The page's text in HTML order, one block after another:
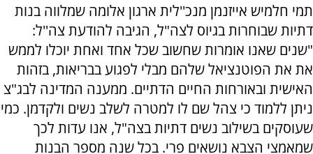
תמי חלמיש אייזנמן מנכ''לית ארגון אלומה שמלווה בנות
דתיות שבוחרות בגיוס לצה"ל, הגיבה להודעת צה''ל:
"שנים שאנו אומרות שחשוב שכל אחד ואחת יוכלו לממש
את את הפוטנציאל שלהם מבלי לפגוע בבריאות, בזהות
האישית ובאורחות החיים הדתיים. ממענה המדינה לבג"צ
ניתן ללמוד כי צהל שם לו למטרה לשלב נשים ולקדמן. כמי
שעוסקים בשילוב נשים דתיות בצה"ל, אנו עדות לכך
שמאמצי הצבא נושאים פרי. בכל שנה מספר הבנות